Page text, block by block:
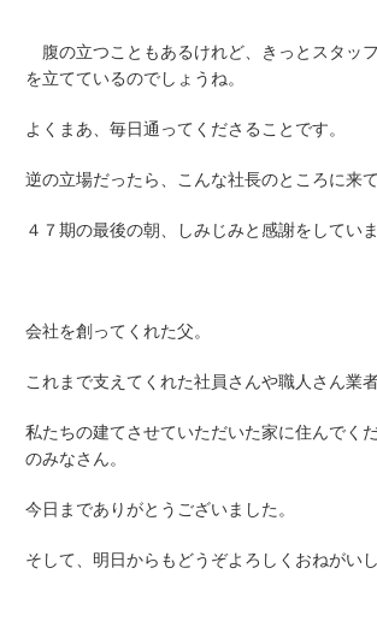
腹の立つこともあるけれど、きっとスタッ
を立てているのでしょうね。
よくまあ、毎日通ってくださることです。
逆の立場だったら、こんな社長のところに来
４７期の最後の朝、しみじみと感謝をしていま
会社を創ってくれた父。
これまで支えてくれた社員さんや職人さん業者
私たちの建てさせていただいた家に住んでく
のみなさん。
今日までありがとうございました。
そして、明日からもどうぞよろしくおねがいし